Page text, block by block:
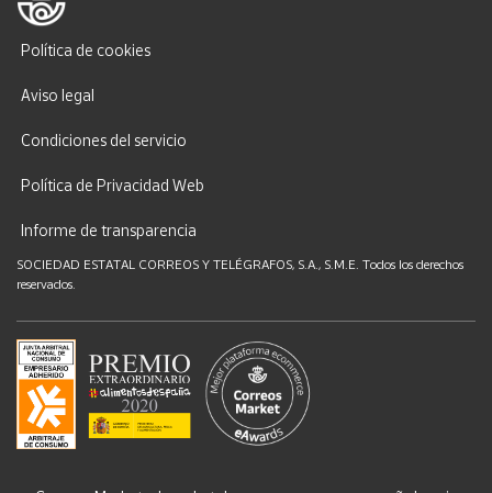
Política de cookies
Aviso legal
Condiciones del servicio
Política de Privacidad Web
Informe de transparencia
SOCIEDAD ESTATAL CORREOS Y TELÉGRAFOS, S.A., S.M.E. Todos los derechos
reservados.